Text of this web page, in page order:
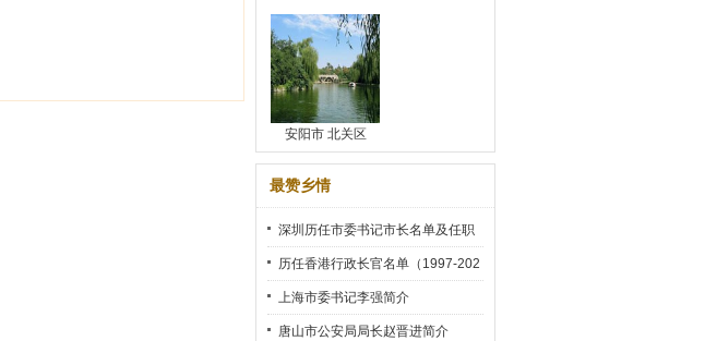
安阳市 北关区
最赞乡情
深圳历任市委书记市长名单及任职
时间
历任香港行政长官名单（1997-202
2）
上海市委书记李强简介
唐山市公安局局长赵晋进简介